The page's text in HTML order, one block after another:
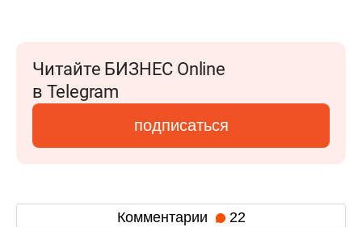
Читайте БИЗНЕС Online
в Telegram
подписаться
Комментарии 22